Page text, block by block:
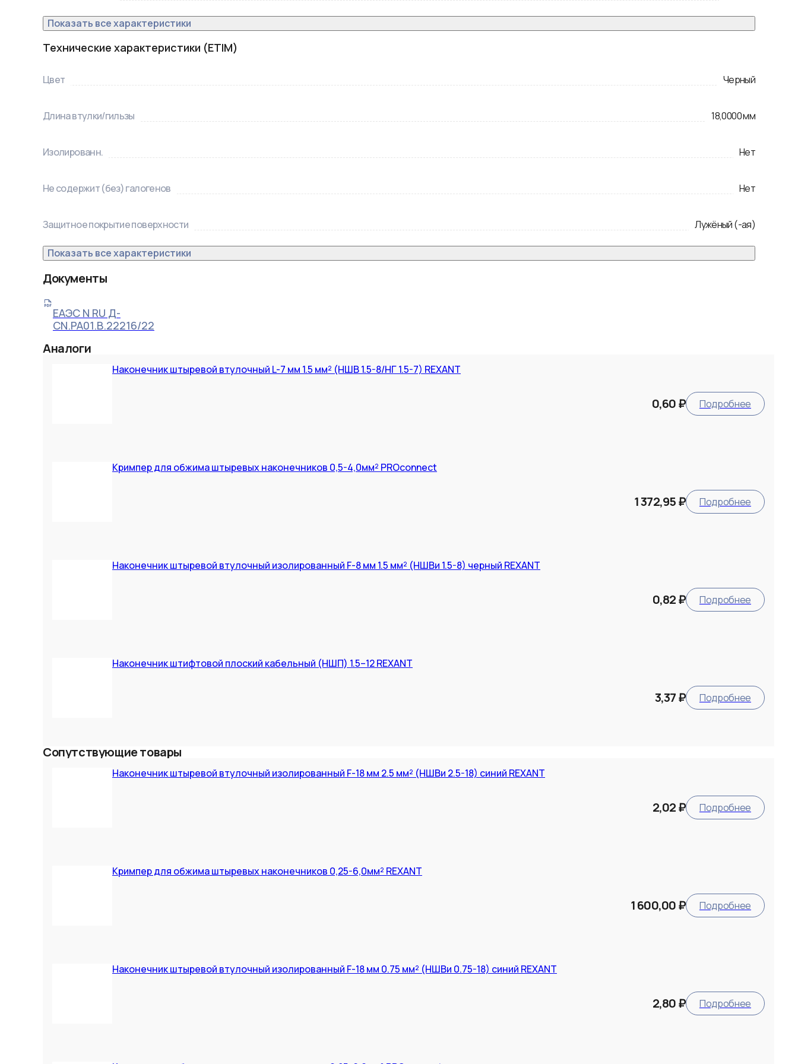
Показать все характеристики
Технические характеристики (ETIM)
Цвет Черный
Длина втулки/гильзы 18,0000мм
Изолированн. Нет
Не содержит (без) галогенов Нет
Защитное покрытие поверхности Лужёный (-ая)
Показать все характеристики
Документы
ЕАЭС N RU Д-
CN.РА01.В.22216/22
Аналоги
Наконечник штыревой втулочный L-7 мм 1.5 мм² (НШВ 1.5-8/НГ 1.5-7) REXANT
0,60 ₽ Подробнее
Кримпер для обжима штыревых наконечников 0,5-4,0мм² PROconnect
1 372,95 ₽ Подробнее
Наконечник штыревой втулочный изолированный F-8 мм 1.5 мм² (НШВи 1.5-8) черный REXANT
0,82 ₽ Подробнее
Наконечник штифтовой плоский кабельный (НШП) 1.5–12 REXANT
3,37 ₽ Подробнее
Сопутствующие товары
Наконечник штыревой втулочный изолированный F-18 мм 2.5 мм² (НШВи 2.5-18) синий REXANT
2,02 ₽ Подробнее
Кримпер для обжима штыревых наконечников 0,25-6,0мм² REXANT
1 600,00 ₽ Подробнее
Наконечник штыревой втулочный изолированный F-18 мм 0.75 мм² (НШВи 0.75-18) синий REXANT
2,80 ₽ Подробнее